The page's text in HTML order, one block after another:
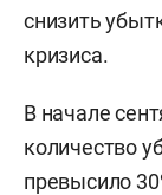
снизить
кризиса.
В начале
количество
превысило